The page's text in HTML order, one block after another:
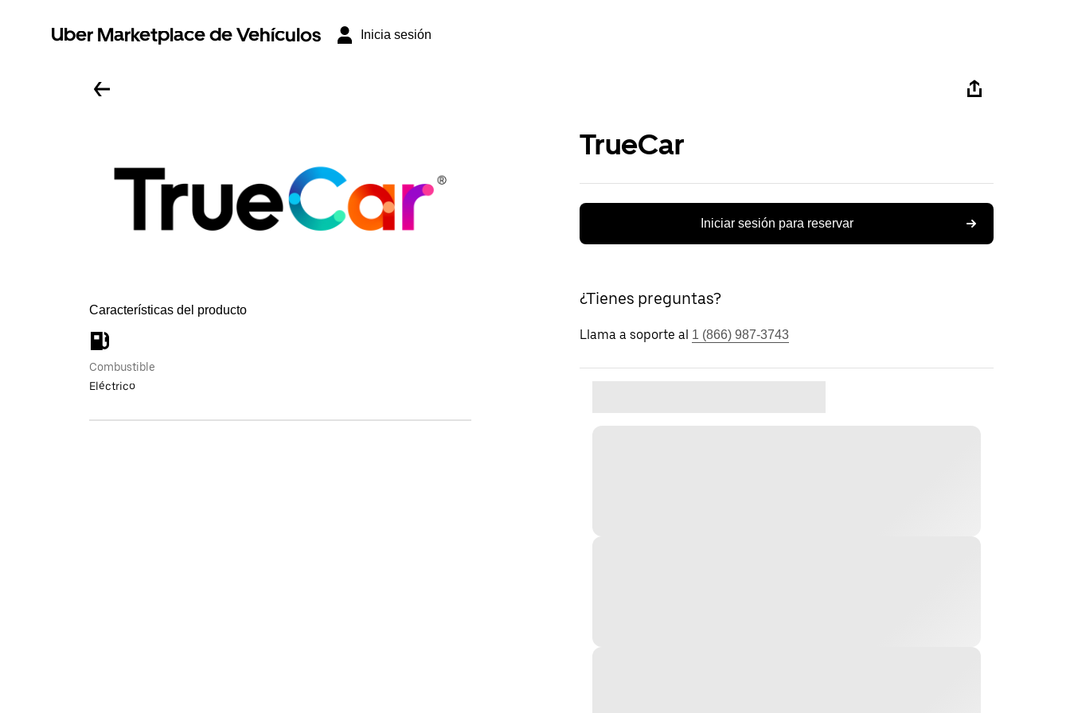
Uber Marketplace de Vehículos Inicia sesión
Características del producto
Combustible
Eléctrico
TrueCar
Iniciar sesión para reservar
¿Tienes preguntas?
Llama a soporte al 1 (866) 987-3743